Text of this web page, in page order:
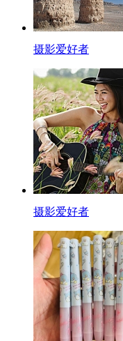
摄影爱好者
摄影爱好者